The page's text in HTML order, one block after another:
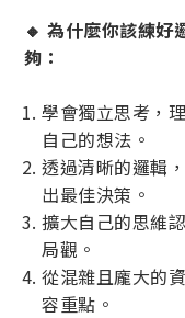
🔸 為什麼你該練好
夠：
學會獨立思考，
自己的想法。
透過清晰的邏輯
出最佳決策。
擴大自己的思維
局觀。
從混雜且龐大的
容重點。